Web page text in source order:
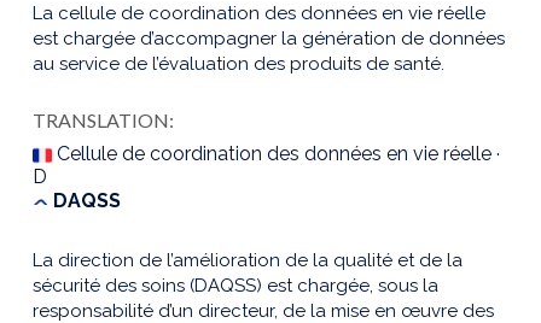
La cellule de coordination des données en vie réelle
est chargée d’accompagner la génération de données
au service de l’évaluation des produits de santé.
TRANSLATION:
Cellule de coordination des données en vie réelle ·
D
DAQSS
La direction de l’amélioration de la qualité et de la
sécurité des soins (DAQSS) est chargée, sous la
responsabilité d’un directeur, de la mise en œuvre des